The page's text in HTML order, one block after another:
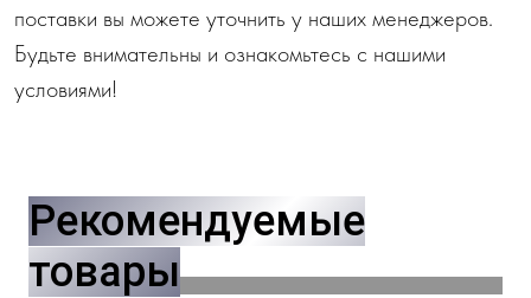
поставки вы можете уточнить у наших менеджеров.
Будьте внимательны и ознакомьтесь с нашими
условиями!
Рекомендуемые
товары